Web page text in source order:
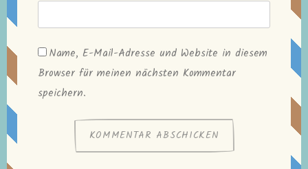
Name, E-Mail-Adresse und Website in diesem
Browser für meinen nächsten Kommentar
speichern.